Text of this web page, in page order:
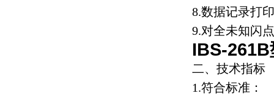
8.数据记录打
9.对全未知闪
IBS-261B
二、技术指标
1.符合标准：